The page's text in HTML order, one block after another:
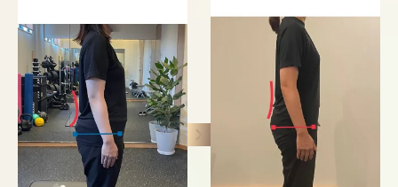
keyboard_arrow_right